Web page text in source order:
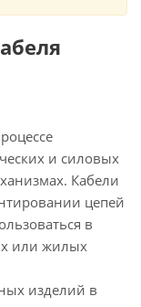
и силовых
Кабели
цепей
в
или жилых
изделий в